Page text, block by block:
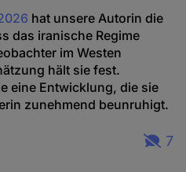
hat unsere Autorin die
das iranische Regime
im Westen
hält sie fest.
eine Entwicklung, die sie
zunehmend beunruhigt.
7